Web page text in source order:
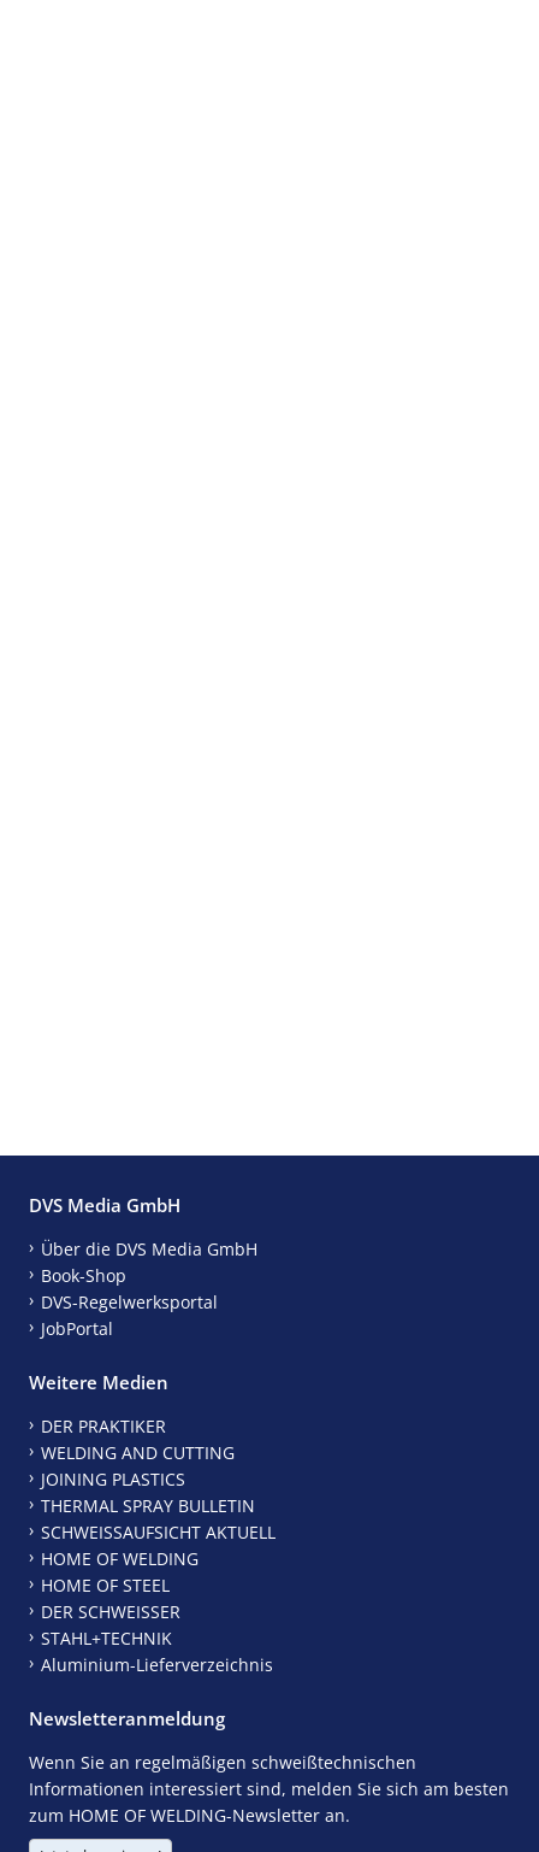
DVS Media GmbH
Über die DVS Media GmbH
Book-Shop
DVS-Regelwerksportal
JobPortal
Weitere Medien
DER PRAKTIKER
WELDING AND CUTTING
JOINING PLASTICS
THERMAL SPRAY BULLETIN
SCHWEISSAUFSICHT AKTUELL
HOME OF WELDING
HOME OF STEEL
DER SCHWEISSER
STAHL+TECHNIK
Aluminium-Lieferverzeichnis
Newsletteranmeldung
Wenn Sie an regelmäßigen schweißtechnischen
Informationen interessiert sind, melden Sie sich am besten
zum HOME OF WELDING-Newsletter an.